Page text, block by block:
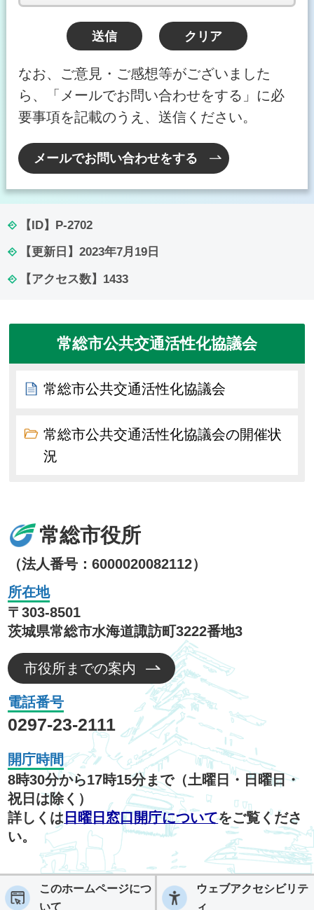
なお、ご意見・ご感想等がございました
ら、「メールでお問い合わせをする」に必
要事項を記載のうえ、送信ください。
メールでお問い合わせをする
【ID】 P-2702
【更新日】 2023年7月19日
【アクセス数】 1433
常総市公共交通活性化協議会
常総市公共交通活性化協議会
常総市公共交通活性化協議会の開催状
況
常総市役所
（法人番号：6000020082112）
所在地
〒303-8501
茨城県常総市水海道諏訪町3222番地3
市役所までの案内
電話番号
0297-23-2111
開庁時間
8時30分から17時15分まで（土曜日・日曜日・
祝日は除く）
詳しくは 日曜日窓口開庁についてをご覧くださ
い。
このホームページにつ
いて
ウェブアクセシビリテ
ィ